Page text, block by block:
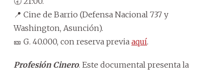
📍 Cine de Barrio (Defensa Nacional 737 y
Washington, Asunción).
🎫 G. 40.000, con reserva previa aquí.
Profesión Cinero. Este documental presenta la